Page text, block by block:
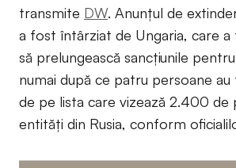
transmite DW. Anunțul de
a fost întârziat de Ungaria, care
să prelungească sancțiunile
numai după ce patru persoane
de pe lista care vizează 2.400 de
entități din Rusia, conform